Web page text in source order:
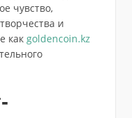
чувство,
и
как goldencoin.kz